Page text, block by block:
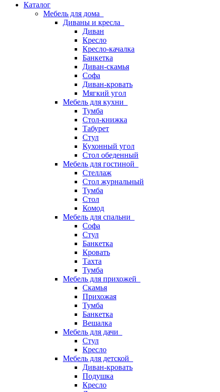
Каталог
Мебель для дома
Диваны и кресла
Диван
Кресло
Кресло-качалка
Банкетка
Диван-скамья
Софа
Диван-кровать
Мягкий угол
Мебель для кухни
Тумба
Стол-книжка
Табурет
Стул
Кухонный угол
Стол обеденный
Мебель для гостиной
Стеллаж
Стол журнальный
Тумба
Стол
Комод
Мебель для спальни
Софа
Стул
Банкетка
Кровать
Тахта
Тумба
Мебель для прихожей
Скамья
Прихожая
Тумба
Банкетка
Вешалка
Мебель для дачи
Стул
Кресло
Мебель для детской
Диван-кровать
Подушка
Кресло